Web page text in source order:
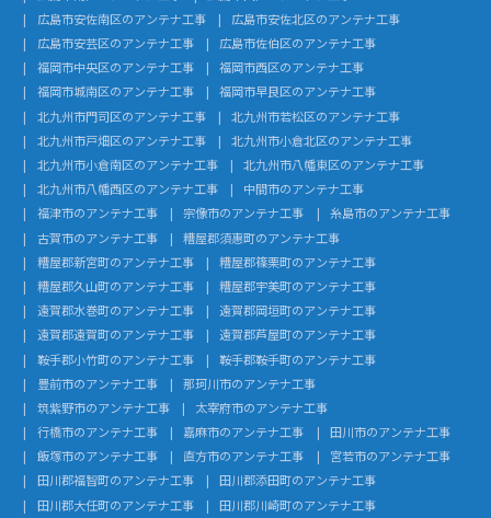
広島市安佐南区のアンテナ工事
広島市安佐北区のアンテナ工事
広島市安芸区のアンテナ工事
広島市佐伯区のアンテナ工事
福岡市中央区のアンテナ工事
福岡市西区のアンテナ工事
福岡市城南区のアンテナ工事
福岡市早良区のアンテナ工事
北九州市門司区のアンテナ工事
北九州市若松区のアンテナ工事
北九州市戸畑区のアンテナ工事
北九州市小倉北区のアンテナ工事
北九州市小倉南区のアンテナ工事
北九州市八幡東区のアンテナ工事
北九州市八幡西区のアンテナ工事
中間市のアンテナ工事
福津市のアンテナ工事
宗像市のアンテナ工事
糸島市のアンテナ工事
古賀市のアンテナ工事
糟屋郡須惠町のアンテナ工事
糟屋郡新宮町のアンテナ工事
糟屋郡篠栗町のアンテナ工事
糟屋郡久山町のアンテナ工事
糟屋郡宇美町のアンテナ工事
遠賀郡水巻町のアンテナ工事
遠賀郡岡垣町のアンテナ工事
遠賀郡遠賀町のアンテナ工事
遠賀郡芦屋町のアンテナ工事
鞍手郡小竹町のアンテナ工事
鞍手郡鞍手町のアンテナ工事
豊前市のアンテナ工事
那珂川市のアンテナ工事
筑紫野市のアンテナ工事
太宰府市のアンテナ工事
行橋市のアンテナ工事
嘉麻市のアンテナ工事
田川市のアンテナ工事
飯塚市のアンテナ工事
直方市のアンテナ工事
宮若市のアンテナ工事
田川郡福智町のアンテナ工事
田川郡添田町のアンテナ工事
田川郡大任町のアンテナ工事
田川郡川崎町のアンテナ工事